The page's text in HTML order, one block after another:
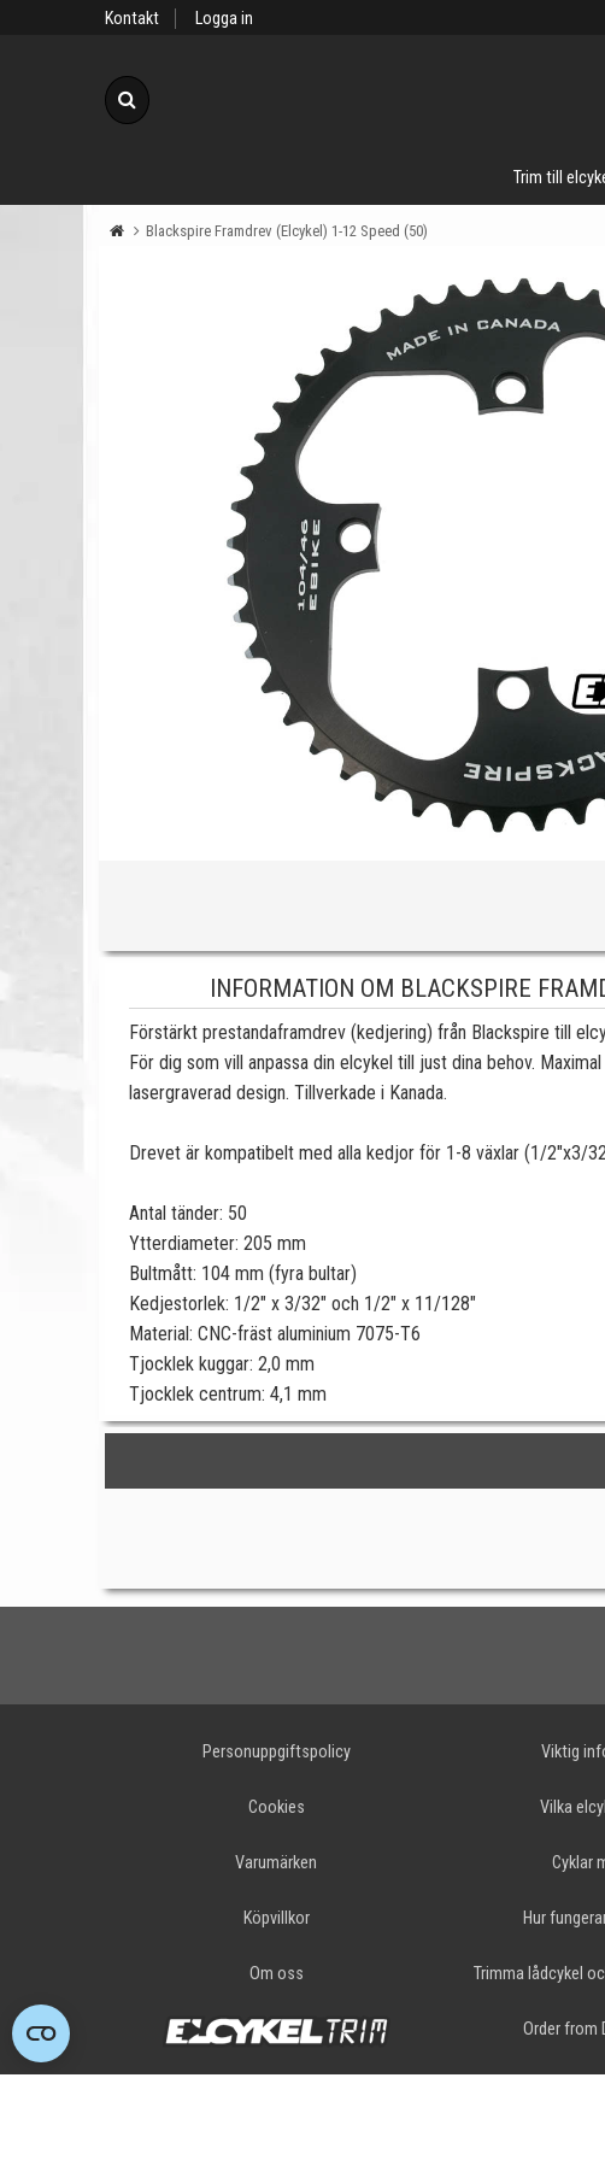
Kontakt Logga in
Trim till
Blackspire Framdrev (Elcykel) 1-12 Speed (50)
INFORMATION OM BLACKSPIRE
Förstärkt prestandaframdrev (kedjering) från Blackspire till
För dig som vill anpassa din elcykel till just dina behov.
lasergraverad design. Tillverkade i Kanada.
Drevet är kompatibelt med alla kedjor för 1-8 växlar (1/2"x3/
Antal tänder: 50
Ytterdiameter: 205 mm
Bultmått: 104 mm (fyra bultar)
Kedjestorlek: 1/2" x 3/32" och 1/2" x 11/128"
Material: CNC-fräst aluminium 7075-T6
Tjocklek kuggar: 2,0 mm
Tjocklek centrum: 4,1 mm
Personuppgiftspolicy
Cookies
Varumärken
Köpvillkor
Om oss
Viktig
Vilka
Cyklar
Hur
Trimma lådcykel
Order from